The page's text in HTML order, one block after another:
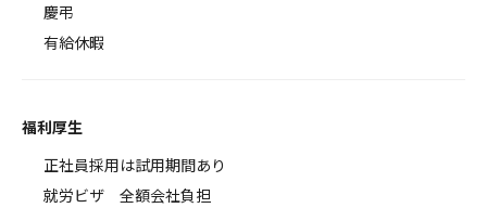
慶弔
有給休暇
福利厚生
正社員採用は試用期間あり
就労ビザ 全額会社負担